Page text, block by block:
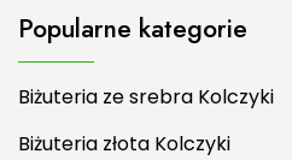
Popularne kategorie
Biżuteria ze srebra Kolczyki
Biżuteria złota Kolczyki